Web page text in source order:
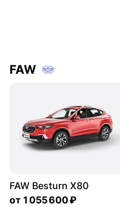
FAW
FAW Besturn X80
от 1 055 600 ₽